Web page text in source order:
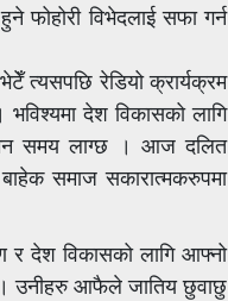
फोहोरी विभेदलाई सफा गर्न
त्यसपछि रेडियो क्रार्यक्रम
देश विकासको लागि
समय लाग्छ । आज दलित
समाज सकारात्मकरुपमा
र देश विकासको लागि आफ्नो
उनीहरु आफैले जातिय छुवाछु